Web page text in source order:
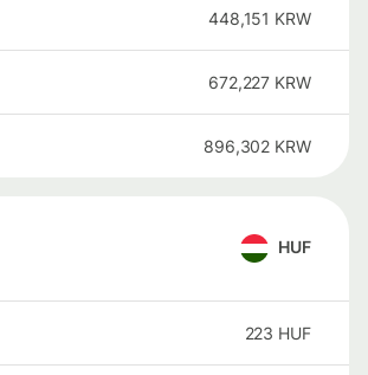
448,151 KRW
672,227 KRW
896,302 KRW
HUF
223 HUF